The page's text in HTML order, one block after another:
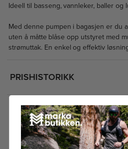
Ideell til basseng, vannleker, baller og
Med denne pumpen i bagasjen er du
uten å måtte blåse opp utstyret med
strømuttak. En enkel og effektiv
PRISHISTORIKK
3.5